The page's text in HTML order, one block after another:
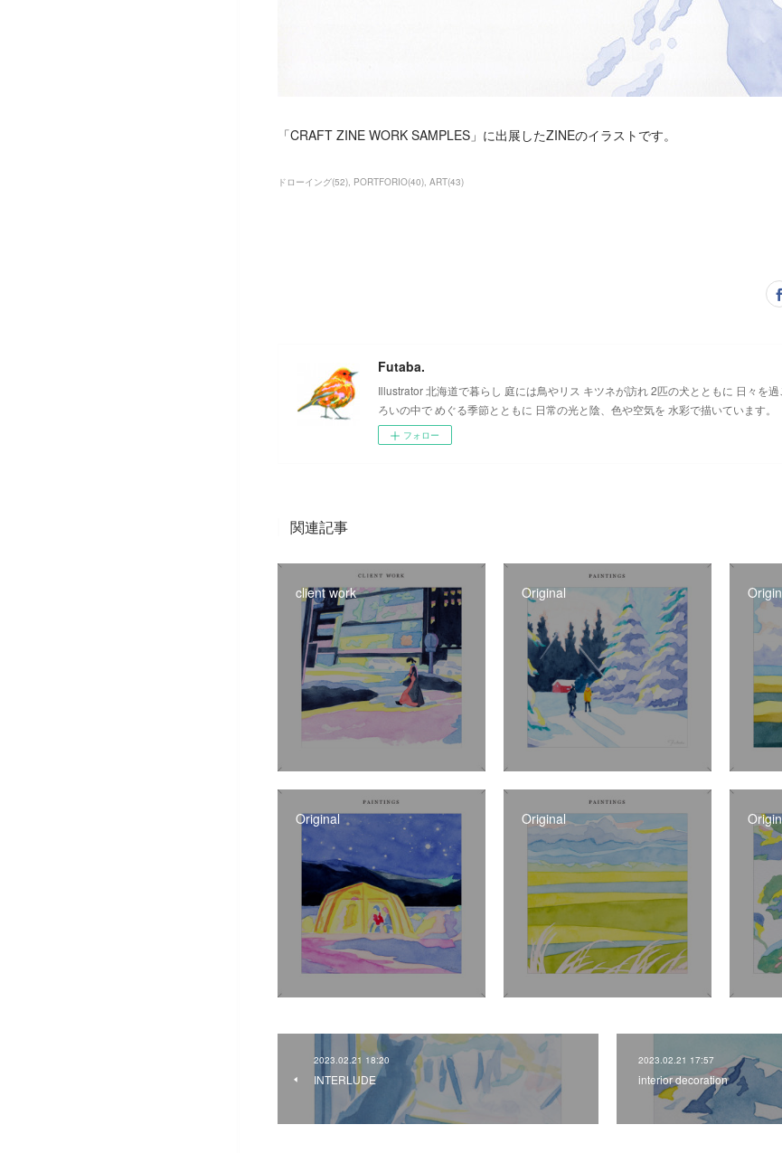
「CRAFT ZINE WORK SAMPLES」に出展したZINEのイラストです。
ドローイング(52) PORTFORIO(40) ART(43)
Futaba.
Illustrator 北海道で暮らし 庭には鳥やリス キツネが訪れ 2匹の犬とともに 日々を
ろいの中で めぐる季節とともに 日常の光と陰、色や空気を 水彩で描いています。
フォロー
関連記事
client work Original
Original Original
2023.02.21 18:20
INTERLUDE
2023.02.21 17:57
interior decoration